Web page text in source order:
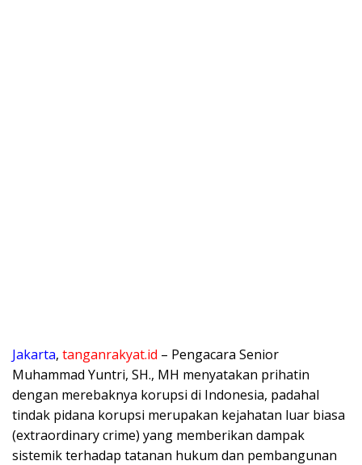
Jakarta, tanganrakyat.id – Pengacara Senior
Muhammad Yuntri, SH., MH menyatakan prihatin
dengan merebaknya korupsi di Indonesia, padahal
tindak pidana korupsi merupakan kejahatan luar biasa
(extraordinary crime) yang memberikan dampak
sistemik terhadap tatanan hukum dan pembangunan